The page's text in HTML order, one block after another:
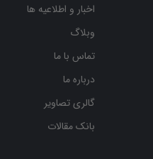
اخبار و اطلاعیه ها
وبلاگ
تماس با ما
درباره ما
گالری تصاویر
بانک مقالات